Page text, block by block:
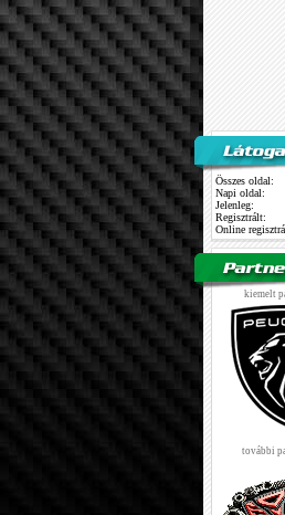
Összes oldal:
Napi oldal:
Jelenleg:
Regisztrált:
Online
kiemelt
további